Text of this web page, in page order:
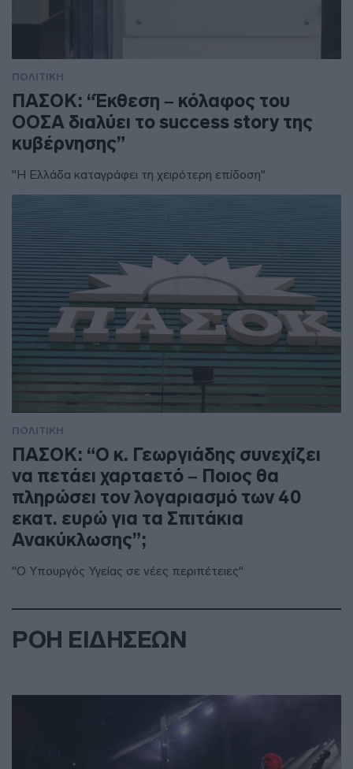
ΠΟΛΙΤΙΚΗ
ΠΑΣΟΚ: “Έκθεση – κόλαφος του
ΟΟΣΑ διαλύει το success story της
κυβέρνησης”
"Η Ελλάδα καταγράφει τη χειρότερη επίδοση"
ΠΟΛΙΤΙΚΗ
ΠΑΣΟΚ: “Ο κ. Γεωργιάδης συνεχίζει
να πετάει χαρταετό – Ποιος θα
πληρώσει τον λογαριασμό των 40
εκατ. ευρώ για τα Σπιτάκια
Ανακύκλωσης”;
"Ο Υπουργός Υγείας σε νέες περιπέτειες"
ΡΟΗ ΕΙΔΗΣΕΩΝ